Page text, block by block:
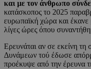
και με τον άνθρωπο
κατάσκοπος το 2025
ευρωπαϊκή χώρα και
λίγες ώρες όπου
Ερευνάται αν σε εκείνη
Δυνάμεων τού έδωσε
προέκυψε από την έρευνα